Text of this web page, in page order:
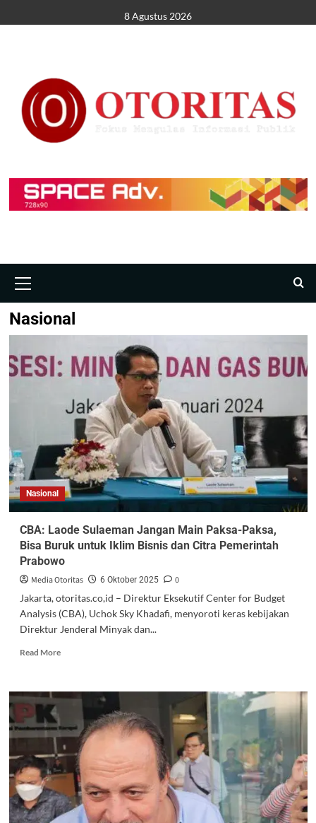
8 Agustus 2026
Nasional
Nasional
CBA: Laode Sulaeman Jangan Main Paksa-Paksa,
Bisa Buruk untuk Iklim Bisnis dan Citra Pemerintah
Prabowo
Media Otoritas 6 Oktober 2025
0
Jakarta, otoritas.co,id – Direktur Eksekutif Center for Budget
Analysis (CBA), Uchok Sky Khadafi, menyoroti keras kebijakan
Direktur Jenderal Minyak dan...
Read More